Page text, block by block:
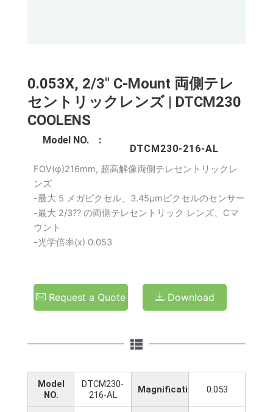
0.053X, 2/3" C-Mount 両側テレ
セントリックレンズ | DTCM230
COOLENS
Model NO. :
DTCM230-216-AL
FOV(φ)216mm, 超高解像両側テレセントリックレ
ンズ
-最大 5 メガピクセル、3.45μmピクセルのセンサー
-最大 2/3?? の両側テレセントリック レンズ、Cマ
ウント
-光学倍率(x) 0.053
Request a Quote Download
Model
NO.
DTCM230-
216-AL
Magnification(x)0.053